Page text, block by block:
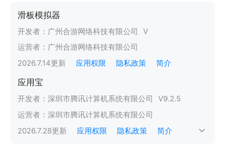
滑板模拟器
开发者： 广州合游网络科技有限公司
V
运营者： 广州合游网络科技有限公司
2026.7.14更新 应用权限 隐私政策 简介
应用宝
开发者： 深圳市腾讯计算机系统有限公司 V9.2.5
运营者： 深圳市腾讯计算机系统有限公司
2026.7.28更新 应用权限 隐私政策 简介